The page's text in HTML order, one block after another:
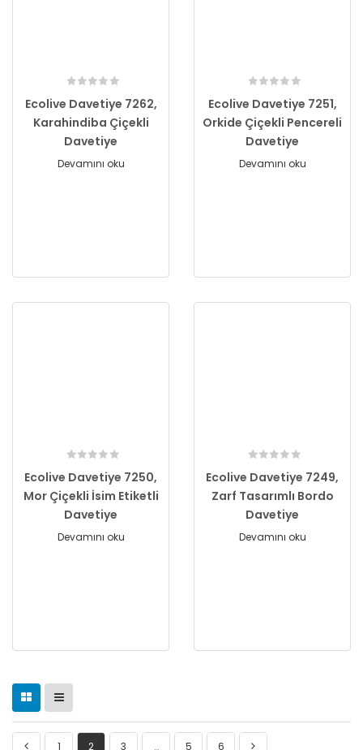
Ecolive Davetiye 7262,
Karahindiba Çiçekli
Davetiye
Devamını oku
Ecolive Davetiye 7251,
Orkide Çiçekli Pencereli
Davetiye
Devamını oku
Ecolive Davetiye 7250,
Mor Çiçekli İsim Etiketli
Davetiye
Devamını oku
Ecolive Davetiye 7249,
Zarf Tasarımlı Bordo
Davetiye
Devamını oku
1 2 3 … 5 6